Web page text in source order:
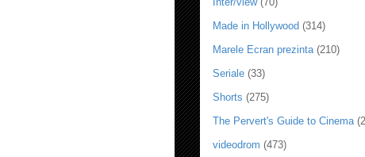
Made in Hollywood (314)
Marele Ecran prezinta (210)
Seriale (33)
Shorts (275)
The Pervert's Guide to Cinema
videodrom (473)